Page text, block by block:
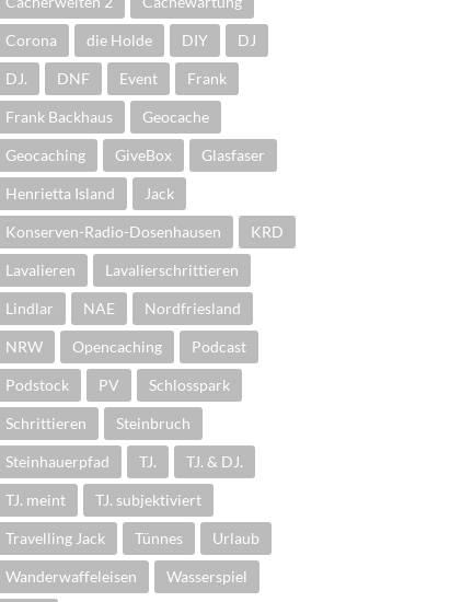
Corona die Holde DIY DJ
DJ. DNF Event Frank
Frank Backhaus Geocache
Geocaching GiveBox Glasfaser
Henrietta Island Jack
Konserven-Radio-Dosenhausen KRD
Lavalieren Lavalierschrittieren
Lindlar NAE Nordfriesland
NRW Opencaching Podcast
Podstock PV Schlosspark
Schrittieren Steinbruch
Steinhauerpfad TJ. TJ. & DJ.
TJ. meint TJ. subjektiviert
Travelling Jack Tünnes Urlaub
Wanderwaffeleisen Wasserspiel